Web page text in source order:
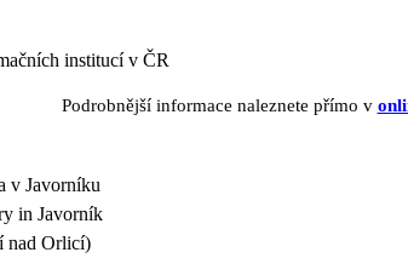
institucí v ČR
Podrobnější informace naleznete přímo v
v Javorníku
in Javorník
nad Orlicí)